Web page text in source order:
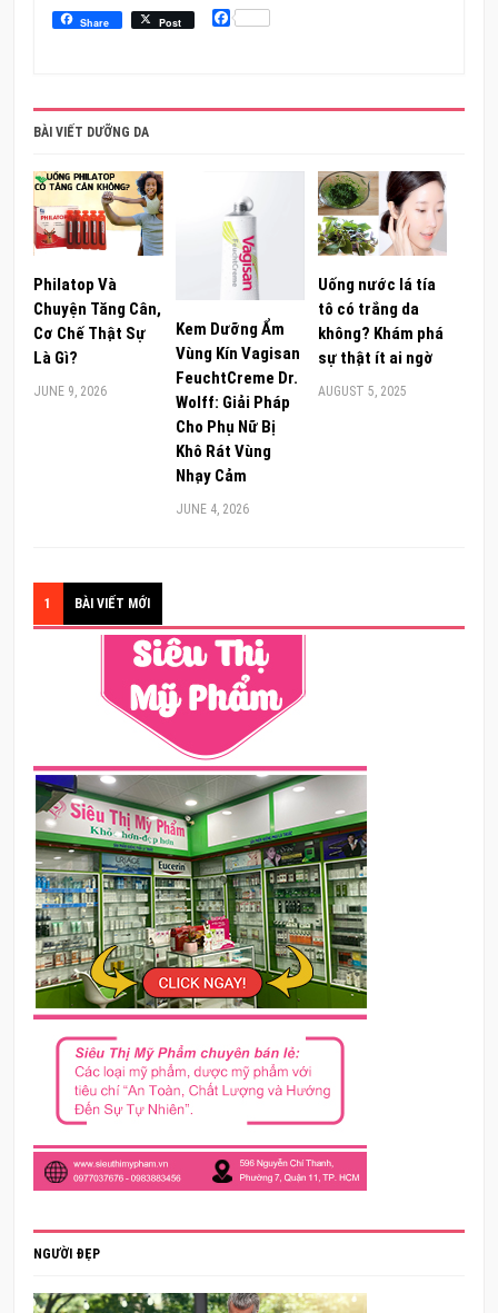
Share Post Facebook
BÀI VIẾT DƯỠNG DA
Philatop Và
Chuyện Tăng Cân,
Cơ Chế Thật Sự
Là Gì?
JUNE 9, 2026
Kem Dưỡng Ẩm
Vùng Kín Vagisan
FeuchtCreme Dr.
Wolff: Giải Pháp
Cho Phụ Nữ Bị
Khô Rát Vùng
Nhạy Cảm
JUNE 4, 2026
Uống nước lá tía
tô có trắng da
không? Khám phá
sự thật ít ai ngờ
AUGUST 5, 2025
1 BÀI VIẾT MỚI
NGƯỜI ĐẸP